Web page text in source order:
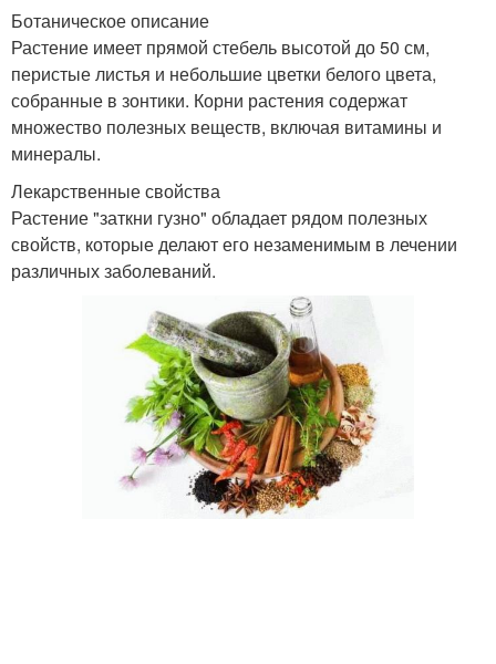
Ботаническое описание
Растение имеет прямой стебель высотой до 50 см,
перистые листья и небольшие цветки белого цвета,
собранные в зонтики. Корни растения содержат
множество полезных веществ, включая витамины и
минералы.
Лекарственные свойства
Растение "заткни гузно" обладает рядом полезных
свойств, которые делают его незаменимым в лечении
различных заболеваний.